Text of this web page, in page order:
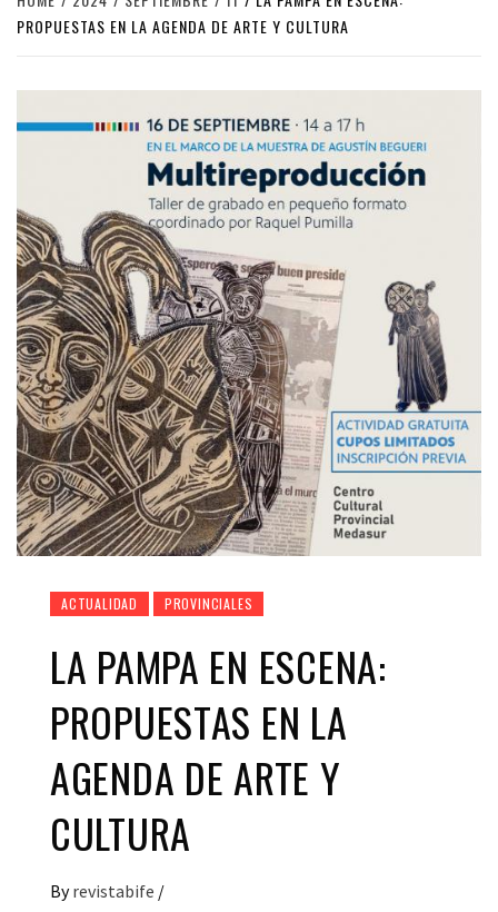
PROPUESTAS EN LA AGENDA DE ARTE Y CULTURA
ACTUALIDAD PROVINCIALES
LA PAMPA EN ESCENA:
PROPUESTAS EN LA
AGENDA DE ARTE Y
CULTURA
By revistabife /